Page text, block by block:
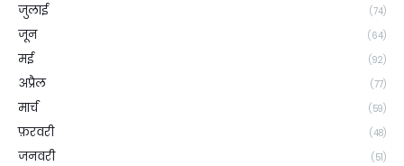
जुलाई (74)
जून (64)
मई (92)
अप्रैल (77)
मार्च (59)
फ़रवरी (48)
जनवरी (51)